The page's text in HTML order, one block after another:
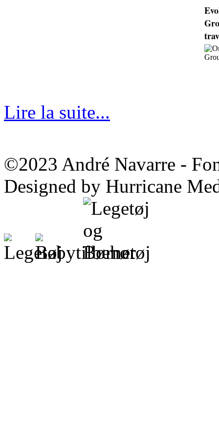
Lire la suite...
©2023 André Navarre -
Designed by Hurricane